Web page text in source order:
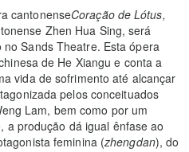
cantonenseCoração de Lótus,
Zhen Hua Sing, será
Sands Theatre. Esta ópera
de He Xiangu e conta a
vida de sofrimento até alcançar
pelos conceituados
Lam, bem como por um
a produção dá igual ênfase ao
feminina (zhengdan), do